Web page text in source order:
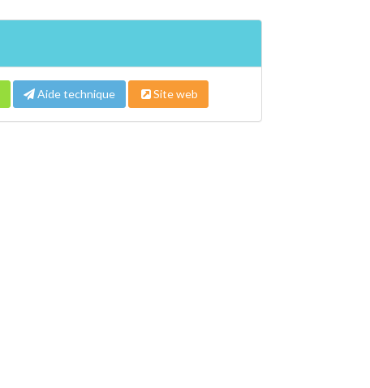
Aide technique Site web